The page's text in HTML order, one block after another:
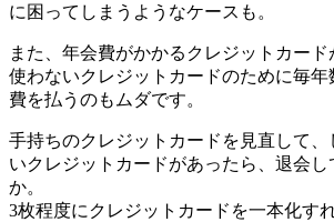
に困ってしまうようなケースも。
また、年会費がかかるクレジットカー
使わないクレジットカードのために毎
費を払うのもムダです。
手持ちのクレジットカードを見直して
いクレジットカードがあったら、退会し
か。
3枚程度にクレジットカードを一本化す